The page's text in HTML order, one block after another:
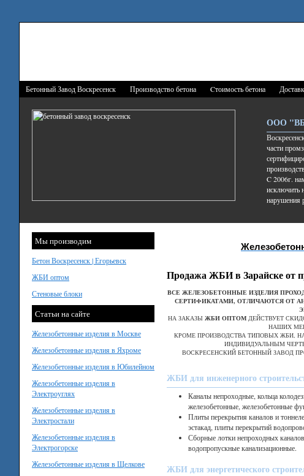
Бетонный Завод Воскресенск Производство бетона Cтоимость бетона
ООО
части
C 2006г.
исключить
нарушения
Мы производим
Бетон Воскресенск | Егорьевск
ЖБИ оптом
Стеновые блоки
Статьи на сайте
Железобетонные изделия в Москве
Железобетонные изделия в Яхроме
Железобетонные изделия в Юбилейном
Железобетонные изделия в
Электроуглях
Железобетонные изделия в
Электростали
Железобетонные изделия в
Электрогорске
Железобетонные изделия в Щелкове
Продажа ЖБИ в Зарайске от
ВСЕ ЖЕЛЕЗОБЕТОННЫЕ ИЗДЕЛИЯ
СЕРТИФИКАТАМИ, ОТЛИЧАЮТСЯ ОТ
НА ЗАКАЗЫ ЖБИ ОПТОМ ДЕЙСТВУЕТ
НАШИХ
КРОМЕ ПРОИЗВОДСТВА ТИПОВЫХ ЖБИ,
ИНДИВИДУАЛЬНЫМ
ВОСКРЕСЕНСКИЙ БЕТОННЫЙ ЗАВОД
ЖБИ для инженерного
Каналы непроходные, кольца
железобетонные, железобетонные
Плиты перекрытия каналов и
эстакад, плиты перекрытий
Сборные лотки непроходных
водопропускные канализационные.
ЖБИ для энергетического